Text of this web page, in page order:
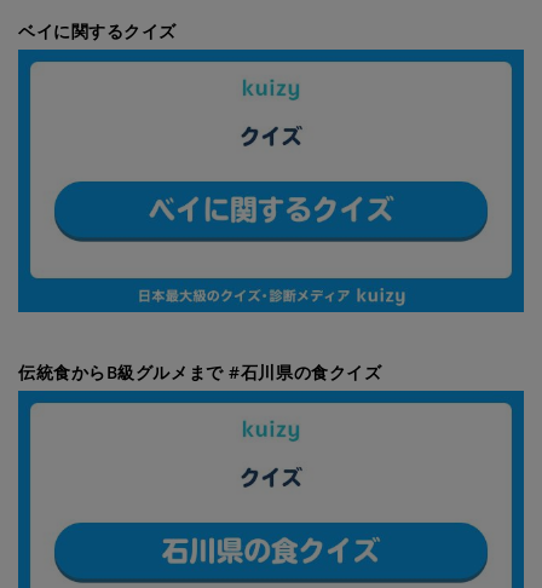
ベイに関するクイズ
伝統食からB級グルメまで #石川県の食クイズ